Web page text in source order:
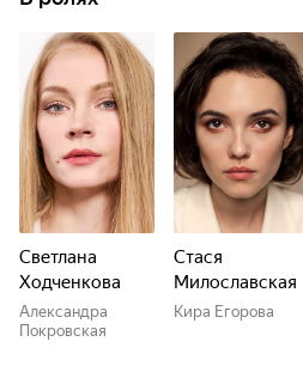
Светлана
Ходченкова
Александра
Покровская
Стася
Милославская
Кира Егорова